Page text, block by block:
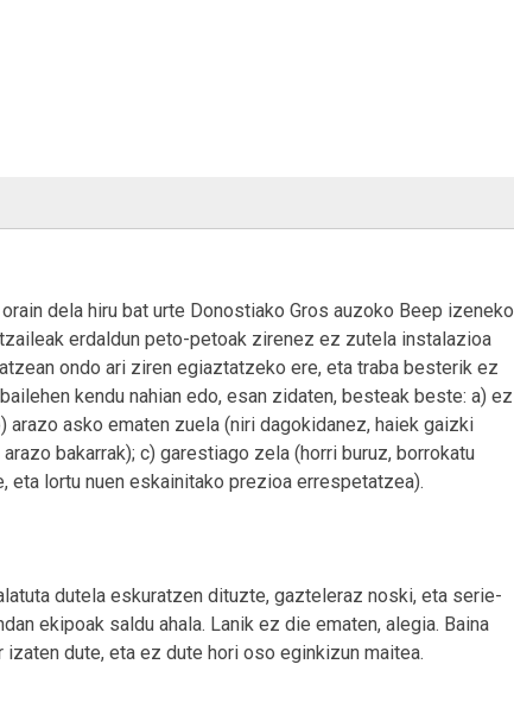
dela hiru bat urte Donostiako Gros auzoko Beep izeneko
erdaldun peto-petoak zirenez ez zutela instalazioa
ondo ari ziren egiaztatzeko ere, eta traba besterik ez
kendu nahian edo, esan zidaten, besteak beste: a) ez
asko ematen zuela (niri dagokidanez, haiek gaizki
bakarrak); c) garestiago zela (horri buruz, borrokatu
eta lortu nuen eskainitako prezioa errespetatzea).
dutela eskuratzen dituzte, gazteleraz noski, eta serie-
ekipoak saldu ahala. Lanik ez die ematen, alegia. Baina
dute, eta ez dute hori oso eginkizun maitea.